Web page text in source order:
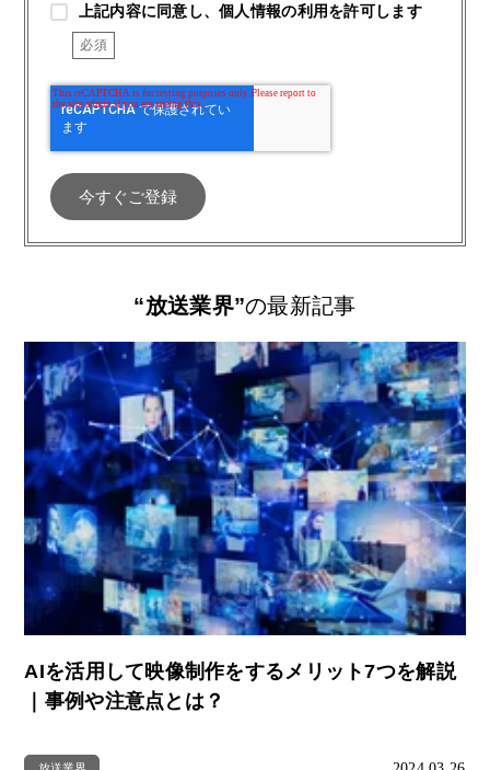
上記内容に同意し、個人情報の利用を許可します
“放送業界”の最新記事
AIを活用して映像制作をするメリット7つを解説
｜事例や注意点とは？